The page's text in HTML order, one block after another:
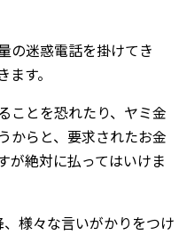
の迷惑電話を掛けてき
す。
ことを恐れたり、ヤミ金
からと、要求されたお金
が絶対に払ってはいけま
様々な言いがかりをつけ